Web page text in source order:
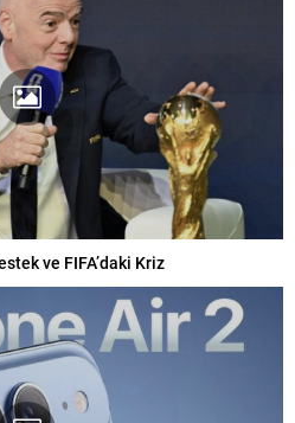
ve FIFA’daki Kriz